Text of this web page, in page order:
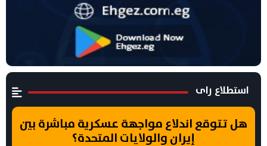
استطلاع راى
هل تتوقع اندلاع مواجهة عسكرية مباشرة بين
إيران والولايات المتحدة؟